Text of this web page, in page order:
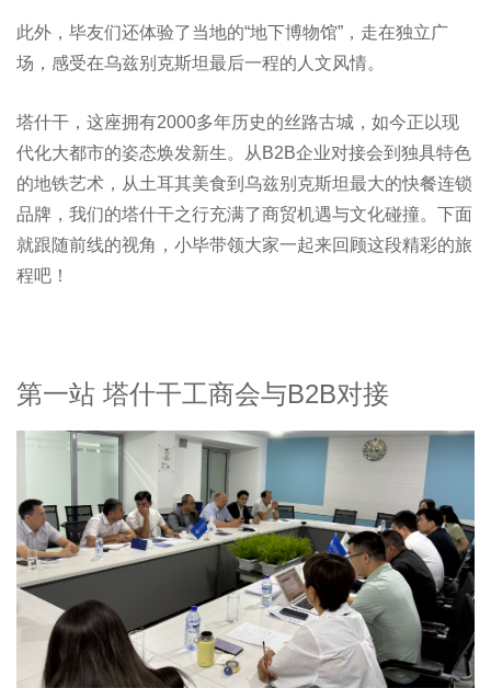
此外，毕友们还体验了当地的“地下博物馆”，走在独立广
场，感受在乌兹别克斯坦最后一程的人文风情。
塔什干，这座拥有2000多年历史的丝路古城，如今正以现
代化大都市的姿态焕发新生。从B2B企业对接会到独具特色
的地铁艺术，从土耳其美食到乌兹别克斯坦最大的快餐连锁
品牌，我们的塔什干之行充满了商贸机遇与文化碰撞。下面
就跟随前线的视角，小毕带领大家一起来回顾这段精彩的旅
程吧！
第一站 塔什干工商会与B2B对接